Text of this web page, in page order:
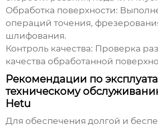
Обработка поверхности:
операций точения,
шлифования.
Контроль качества: Проверка
качества обработанной
Рекомендации по
техническому
Hetu
Для обеспечения долгой и